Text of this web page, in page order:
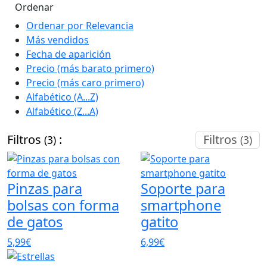
Ordenar
Ordenar por Relevancia
Más vendidos
Fecha de aparición
Precio (más barato primero)
Precio (más caro primero)
Alfabético (A...Z)
Alfabético (Z...A)
Filtros (3) : Filtros (3)
Pinzas para
bolsas con forma
de gatos
5,99€
Soporte para
smartphone
gatito
6,99€